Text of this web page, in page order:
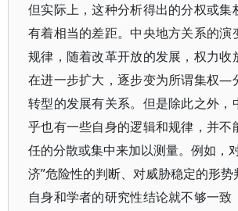
但实际上，这种分析得出的分权或集
有着相当的差距。中央地方关系的演
规律，随着改革开放的发展，权力收
在进一步扩大，逐步变为所谓集权—
转型的发展有关系。但是除此之外，
乎也有一些自身的逻辑和规律，并不
任的分散或集中来加以测量。例如，
济”危险性的判断、对威胁稳定的形
自身和学者的研究性结论就不够一致